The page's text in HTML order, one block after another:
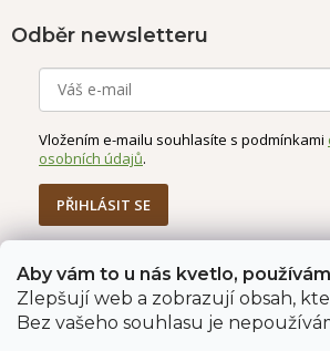
Aby vám to u nás kvetlo,
Zlepšují web a zobrazují obsah,
Bez vašeho souhlasu je
Odběr newsletteru
Vložením e-mailu souhlasíte s podmínkami
osobních údajů.
PŘIHLÁSIT SE
Jahodárna Brozany
Podmínky ochrany